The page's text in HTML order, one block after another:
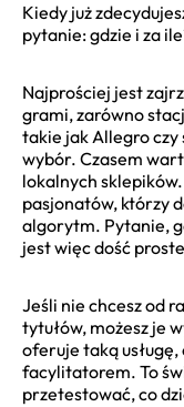
Kiedy już
pytanie: gdzie i za
Najprościej jest
grami, zarówno
takie jak Allegro czy
wybór. Czasem
lokalnych
pasjonatów, którzy
algorytm. Pytanie,
jest więc dość
Jeśli nie chcesz od
tytułów, możesz je
oferuje taką
facylitatorem. To
przetestować, co